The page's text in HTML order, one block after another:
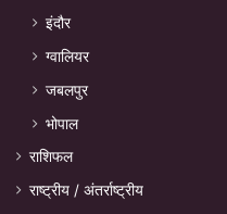
इंदौर
ग्वालियर
जबलपुर
भोपाल
राशिफल
राष्ट्रीय / अंतर्राष्ट्रीय